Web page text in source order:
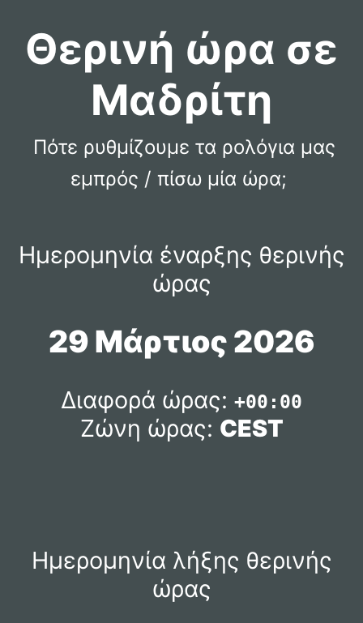
Θερινή ώρα σε
Μαδρίτη
Πότε ρυθμίζουμε τα ρολόγια μας
εμπρός / πίσω μία ώρα;
Ημερομηνία έναρξης θερινής
ώρας
29 Μάρτιος 2026
Διαφορά ώρας: +00:00
Ζώνη ώρας: CEST
Ημερομηνία λήξης θερινής
ώρας